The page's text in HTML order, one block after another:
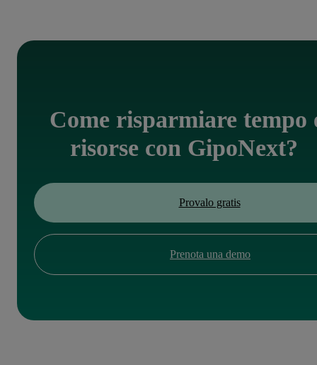
Come risparmiare tempo
risorse con GipoNext?
Provalo gratis
Prenota una demo